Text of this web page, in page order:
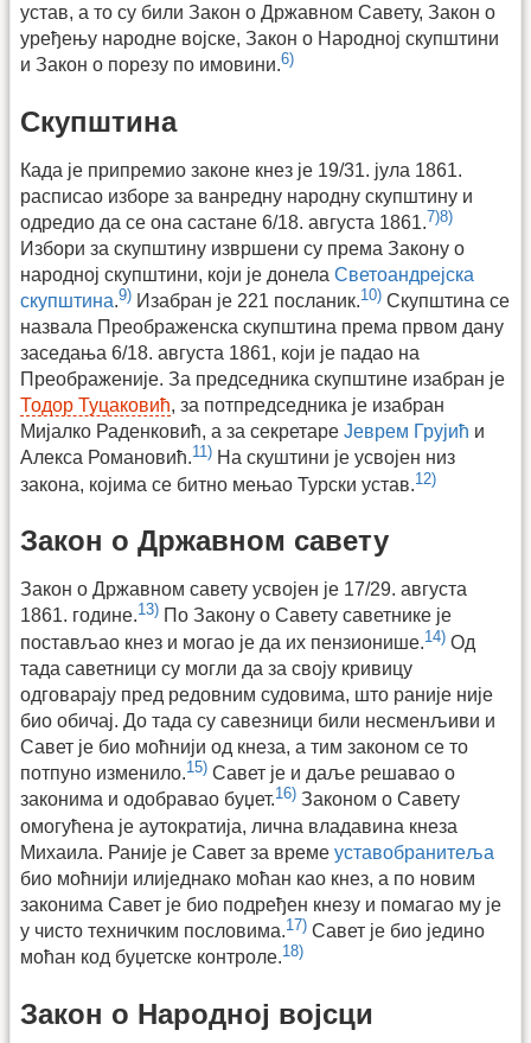
устав, а то су били Закон о Државном Савету, Закон о
уређењу народне војске, Закон о Народној скупштини
и Закон о порезу по имовини.6)
Скупштина
Када је припремио законе кнез је 19/31. јула 1861.
расписао изборе за ванредну народну скупштину и
одредио да се она састане 6/18. августа 1861.7)8)
Избори за скупштину извршени су према Закону о
народној скупштини, који је донела Светоандрејска
скупштина.9) Изабран је 221 посланик.10) Скупштина се
назвала Преображенска скупштина према првом дану
заседања 6/18. августа 1861, који је падао на
Преображеније. За председника скупштине изабран је
Тодор Туцаковић, за потпредседника је изабран
Мијалко Раденковић, а за секретаре Јеврем Грујић и
Алекса Романовић.11) На скуштини је усвојен низ
закона, којима се битно мењао Турски устав.12)
Закон о Државном савету
Закон о Државном савету усвојен је 17/29. августа
1861. године.13) По Закону о Савету саветнике је
постављао кнез и могао је да их пензионише.14) Од
тада саветници су могли да за своју кривицу
одговарају пред редовним судовима, што раније није
био обичај. До тада су савезници били несменљиви и
Савет је био моћнији од кнеза, а тим законом се то
потпуно изменило.15) Савет је и даље решавао о
законима и одобравао буџет.16) Законом о Савету
омогућена је аутократија, лична владавина кнеза
Михаила. Раније је Савет за време уставобранитеља
био моћнији илиједнако моћан као кнез, а по новим
законима Савет је био подређен кнезу и помагао му је
у чисто техничким пословима.17) Савет је био једино
моћан код буџетске контроле.18)
Закон о Народној војсци